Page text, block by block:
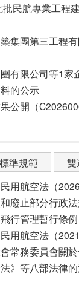
民航專業工程
集團第三工程
有限公司等1家
的公示
公開（
標準規範 雙
用航空法（
廢止部分行政
行管理暫行條例
用航空法（2021
常務委員會關
》等八部法律